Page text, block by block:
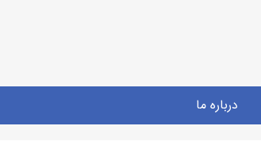
درباره ما